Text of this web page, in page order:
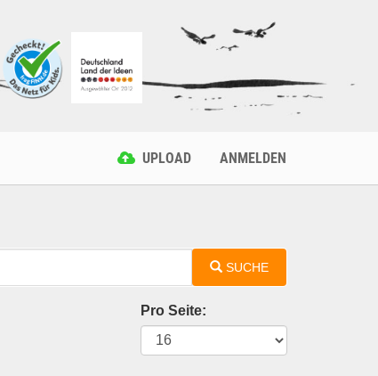
UPLOAD ANMELDEN
SUCHE
Pro Seite: